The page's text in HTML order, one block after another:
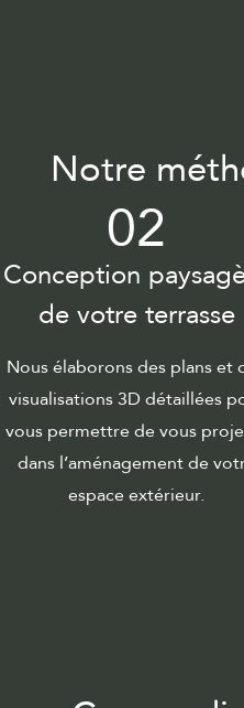
Notre
02
Conception
de votre terrasse
Nous élaborons des plans et
visualisations 3D détaillées
vous permettre de vous
dans l’aménagement de
espace extérieur.